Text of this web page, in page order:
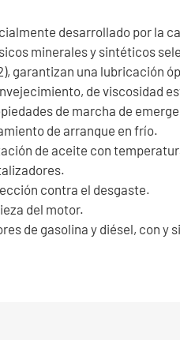
desarrollado por la
minerales y sintéticos
garantizan una lubricación
de viscosidad
de marcha de
de arranque en frío.
de aceite con
contra el desgaste.
del motor.
de gasolina y diésel, con y